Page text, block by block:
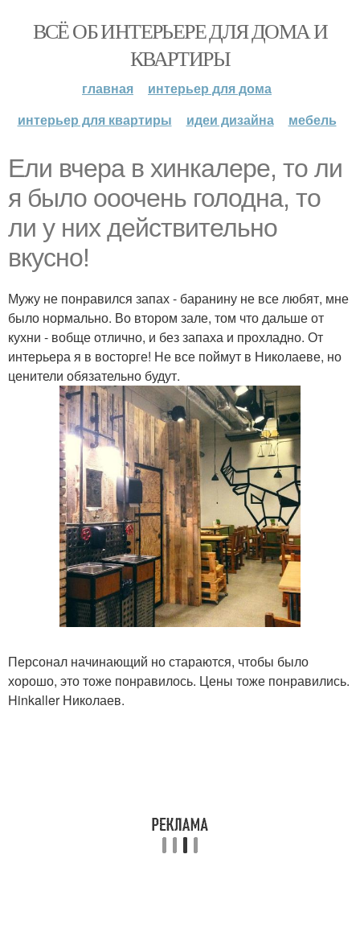
ВСЁ ОБ ИНТЕРЬЕРЕ ДЛЯ ДОМА И
КВАРТИРЫ
главная
интерьер для дома
интерьер для квартиры
идеи дизайна мебель
Ели вчера в хинкалере, то ли
я было ооочень голодна, то
ли у них действительно
вкусно!
Мужу не понравился запах - баранину не все любят, мне
было нормально. Во втором зале, том что дальше от
кухни - вобще отлично, и без запаха и прохладно. От
интерьера я в восторге! Не все поймут в Николаеве, но
ценители обязательно будут.
Персонал начинающий но стараются, чтобы было
хорошо, это тоже понравилось. Цены тоже понравились.
Hinkaller Николаев.